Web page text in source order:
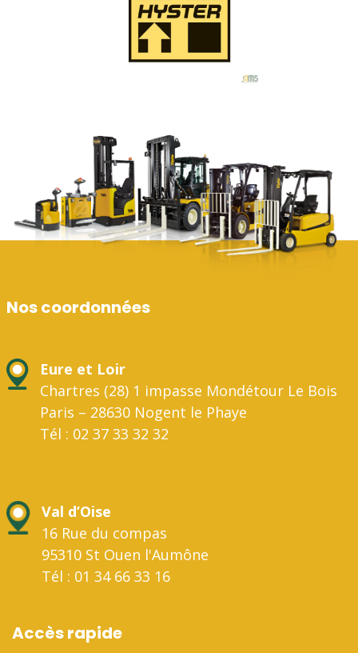
Nos coordonnées
Eure et Loir
Chartres (28) 1 impasse Mondétour Le Bois
Paris – 28630 Nogent le Phaye
Tél : 02 37 33 32 32
Val d’Oise
16 Rue du compas
95310 St Ouen l'Aumône
Tél : 01 34 66 33 16
Accès rapide